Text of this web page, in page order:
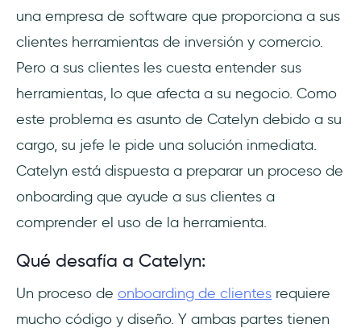
una empresa de software que proporciona a sus
clientes herramientas de inversión y comercio.
Pero a sus clientes les cuesta entender sus
herramientas, lo que afecta a su negocio. Como
este problema es asunto de Catelyn debido a su
cargo, su jefe le pide una solución inmediata.
Catelyn está dispuesta a preparar un proceso de
onboarding que ayude a sus clientes a
comprender el uso de la herramienta.
Qué desafía a Catelyn:
Un proceso de onboarding de clientes requiere
mucho código y diseño. Y ambas partes tienen